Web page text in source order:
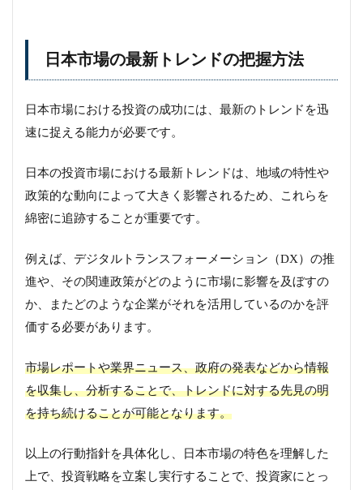
日本市場の最新トレンドの把握方法
日本市場における投資の成功には、最新のトレンドを迅
速に捉える能力が必要です。
日本の投資市場における最新トレンドは、地域の特性や
政策的な動向によって大きく影響されるため、これらを
綿密に追跡することが重要です。
例えば、デジタルトランスフォーメーション（DX）の推
進や、その関連政策がどのように市場に影響を及ぼすの
か、またどのような企業がそれを活用しているのかを評
価する必要があります。
市場レポートや業界ニュース、政府の発表などから情報
を収集し、分析することで、トレンドに対する先見の明
を持ち続けることが可能となります。
以上の行動指針を具体化し、日本市場の特色を理解した
上で、投資戦略を立案し実行することで、投資家にとっ